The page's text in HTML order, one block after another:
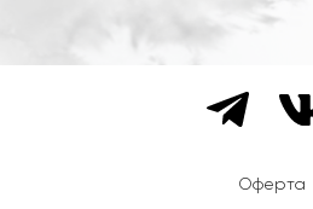
Оферта